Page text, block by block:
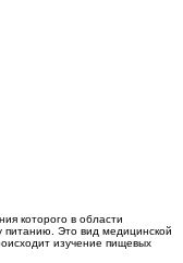
которого в области
питанию. Это вид медицинской
изучение пищевых